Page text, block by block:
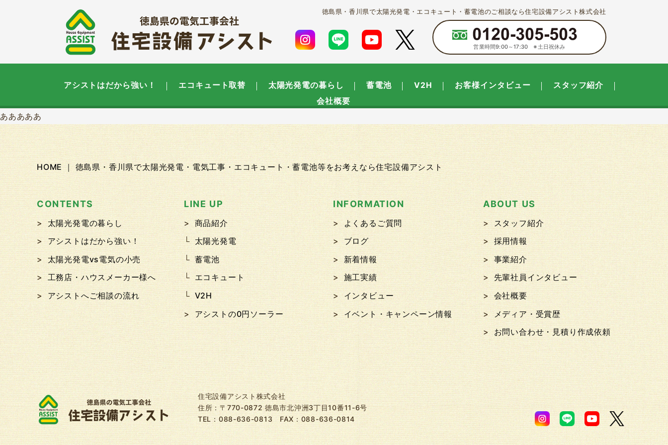
徳島県・香川県で太陽光発電・エコキュート・蓄電池のご相談なら住宅設備アシスト株式会社
営業時間9:00～17:30 ※土日祝休み
アシストはだから強い！ エコキュート取替 太陽光発電の暮らし 蓄電池 V2H お客様インタビュー
スタッフ紹介
会社概要
あああああ
HOME ｜ 徳島県・香川県で太陽光発電・電気工事・エコキュート・蓄電池等をお考えなら住宅設備アシスト
CONTENTS
太陽光発電の暮らし
アシストはだから強い！
太陽光発電vs電気の小売
工務店・ハウスメーカー様へ
アシストへご相談の流れ
LINE UP
商品紹介
太陽光発電
蓄電池
エコキュート
V2H
アシストの0円ソーラー
INFORMATION
よくあるご質問
ブログ
新着情報
施工実績
インタビュー
イベント・キャンペーン情報
ABOUT US
スタッフ紹介
採用情報
事業紹介
先輩社員インタビュー
会社概要
メディア・受賞歴
お問い合わせ・見積り作成依頼
住宅設備アシスト株式会社
住所：〒770-0872 徳島市北沖洲3丁目10番11-6号
TEL：088-636-0813 FAX：088-636-0814